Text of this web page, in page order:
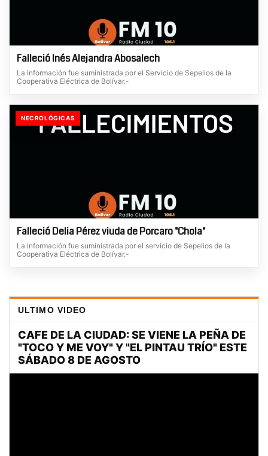
Falleció Inés Alejandra Abosalech
La información fue suministrada por el Servicio de Sepelios de la
Cooperativa Eléctrica de Bolívar.-
NECROLÓGICAS
Falleció Delia Pérez viuda de Porcaro "Chola"
La información fue suministrada por el servicio de Sepelios de la
Cooperativa Eléctrica de Bolívar.-
ULTIMO VIDEO